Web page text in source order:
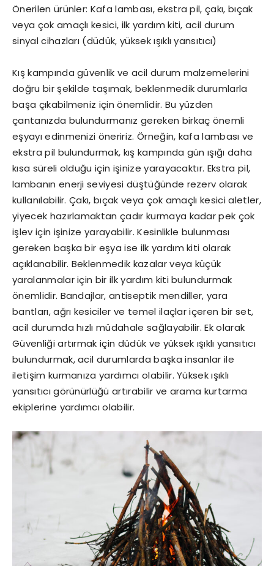
Önerilen ürünler: Kafa lambası, ekstra pil, çakı, bıçak
veya çok amaçlı kesici, ilk yardım kiti, acil durum
sinyal cihazları (düdük, yüksek ışıklı yansıtıcı)
Kış kampında güvenlik ve acil durum malzemelerini
doğru bir şekilde taşımak, beklenmedik durumlarla
başa çıkabilmeniz için önemlidir. Bu yüzden
çantanızda bulundurmanız gereken birkaç önemli
eşyayı edinmenizi öneririz. Örneğin, kafa lambası ve
ekstra pil bulundurmak, kış kampında gün ışığı daha
kısa süreli olduğu için işinize yarayacaktır. Ekstra pil,
lambanın enerji seviyesi düştüğünde rezerv olarak
kullanılabilir. Çakı, bıçak veya çok amaçlı kesici aletler,
yiyecek hazırlamaktan çadır kurmaya kadar pek çok
işlev için işinize yarayabilir. Kesinlikle bulunması
gereken başka bir eşya ise ilk yardım kiti olarak
açıklanabilir. Beklenmedik kazalar veya küçük
yaralanmalar için bir ilk yardım kiti bulundurmak
önemlidir. Bandajlar, antiseptik mendiller, yara
bantları, ağrı kesiciler ve temel ilaçlar içeren bir set,
acil durumda hızlı müdahale sağlayabilir. Ek olarak
Güvenliği artırmak için düdük ve yüksek ışıklı yansıtıcı
bulundurmak, acil durumlarda başka insanlar ile
iletişim kurmanıza yardımcı olabilir. Yüksek ışıklı
yansıtıcı görünürlüğü artırabilir ve arama kurtarma
ekiplerine yardımcı olabilir.